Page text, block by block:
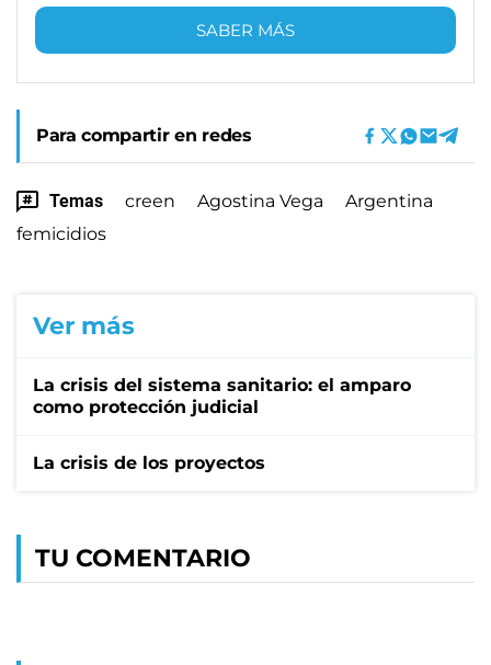
SABER MÁS
Para compartir en redes
Temas creen Agostina Vega
Argentina
femicidios
Ver más
La crisis del sistema sanitario: el amparo
como protección judicial
La crisis de los proyectos
TU COMENTARIO